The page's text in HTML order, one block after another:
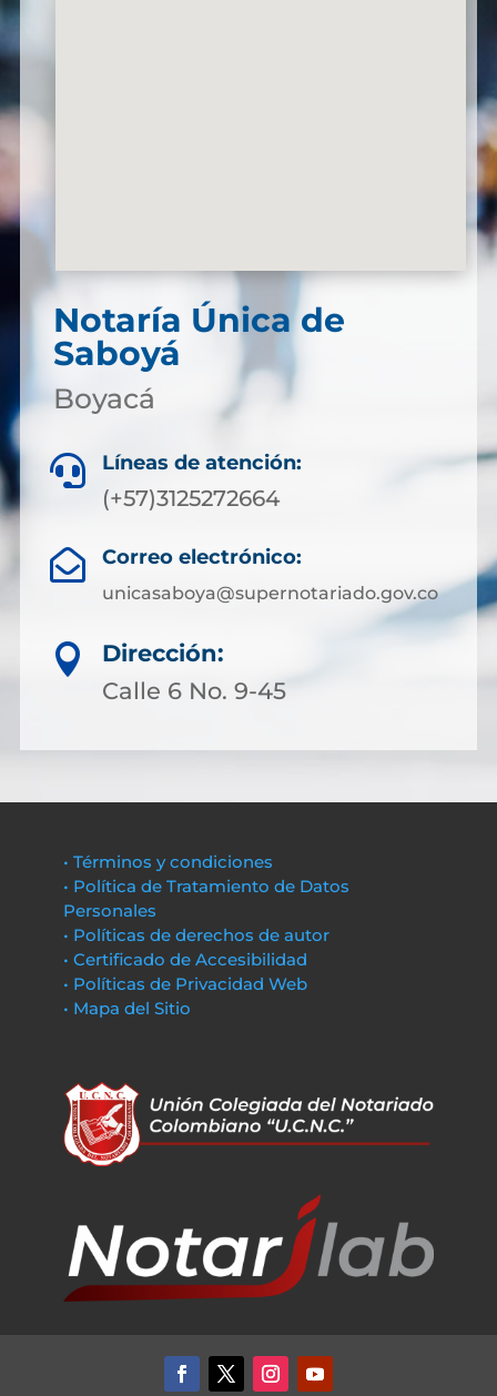
Notaría Única de
Saboyá
Boyacá
 Líneas de atención:
(+57)3125272664
 Correo electrónico:
unicasaboya@supernotariado.gov.co

Dirección:
Calle 6 No. 9-45
• Términos y condiciones
• Política de Tratamiento de Datos
Personales
• Políticas de derechos de autor
• Certificado de Accesibilidad
• Políticas de Privacidad Web
• Mapa del Sitio